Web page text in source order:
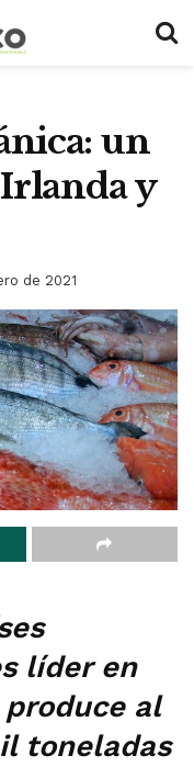
un
y
de 2021
líder en
al
toneladas